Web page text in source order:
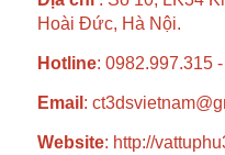
Hoài Đức, Hà Nội.
Hotline: 0982.997.315
Email :
Website: http://